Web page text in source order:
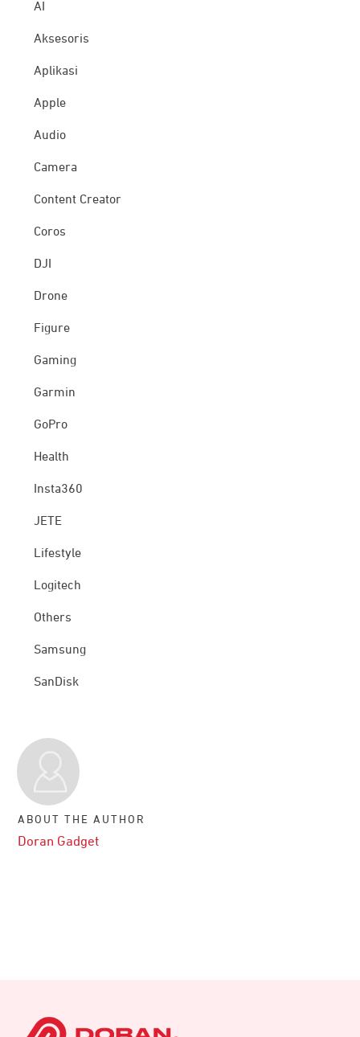
AI
Aksesoris
Aplikasi
Apple
Audio
Camera
Content Creator
Coros
DJI
Drone
Figure
Gaming
Garmin
GoPro
Health
Insta360
JETE
Lifestyle
Logitech
Others
Samsung
SanDisk
ABOUT THE AUTHOR
Doran Gadget